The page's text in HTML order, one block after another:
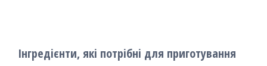
Інгредієнти, які потрібні для приготування